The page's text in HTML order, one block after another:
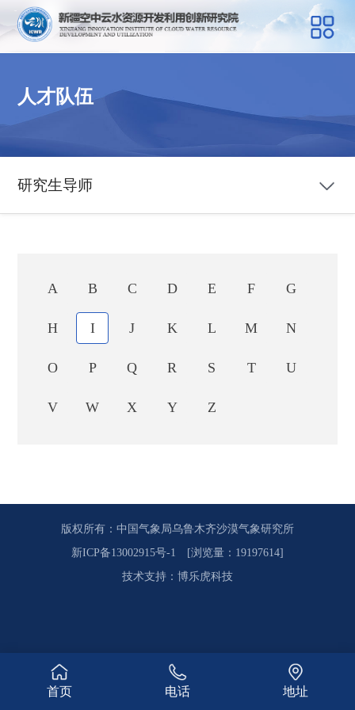
人才队伍
研究生导师
A B C D E F G
H I J K L M N
O P Q R S T U
V W X Y Z
版权所有：中国气象局乌鲁木齐沙漠气象研究所
新ICP备13002915号-1 [浏览量：19197614]
技术支持 ： 博乐虎科技
首页 电话 地址